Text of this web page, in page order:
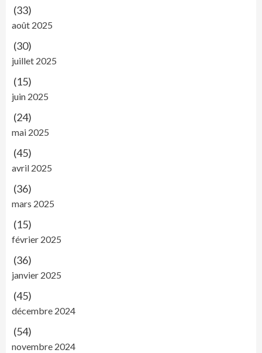
(33)
août 2025
(30)
juillet 2025
(15)
juin 2025
(24)
mai 2025
(45)
avril 2025
(36)
mars 2025
(15)
février 2025
(36)
janvier 2025
(45)
décembre 2024
(54)
novembre 2024